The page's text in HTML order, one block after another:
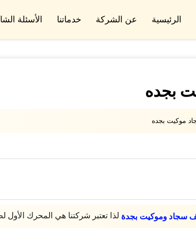
الرئيسية عن الشركة خدماتنا الأسئلة
بجده
موكيت بجده
سجاد وموكيت بجدة لذا تعتبر شركتنا هي المحرك